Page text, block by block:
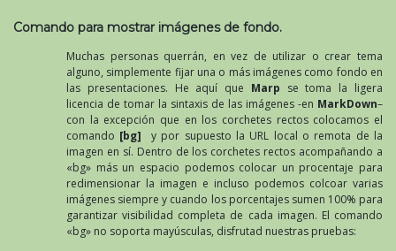
Comando para mostrar imágenes de fondo.
Muchas personas querrán, en vez de utilizar o crear tema
alguno, simplemente fijar una o más imágenes como fondo en
las presentaciones. He aquí que Marp se toma la ligera
licencia de tomar la sintaxis de las imágenes -en MarkDown–
con la excepción que en los corchetes rectos colocamos el
comando [bg] y por supuesto la URL local o remota de la
imagen en sí. Dentro de los corchetes rectos acompañando a
«bg» más un espacio podemos colocar un procentaje para
redimensionar la imagen e incluso podemos colcoar varias
imágenes siempre y cuando los porcentajes sumen 100% para
garantizar visibilidad completa de cada imagen. El comando
«bg» no soporta mayúsculas, disfrutad nuestras pruebas: